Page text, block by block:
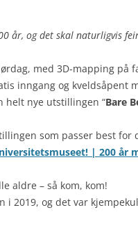
år, og det skal naturligvis
med 3D-mapping på
inngang og kveldsåpent
helt nye utstillingen “Bare
som passer best for
| 200 år
aldre – så kom, kom!
i 2019, og det var